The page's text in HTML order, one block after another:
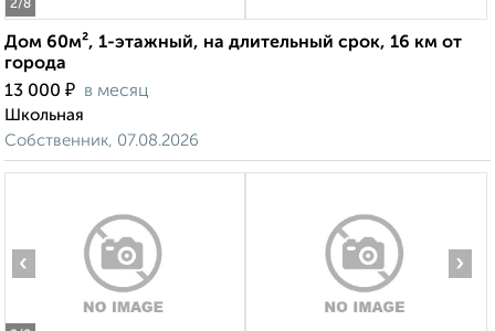
2/8
Дом 60м², 1-этажный, на длительный срок, 16 км от
города
13 000 ₽ в месяц
Школьная
Собственник, 07.08.2026
‹ ›